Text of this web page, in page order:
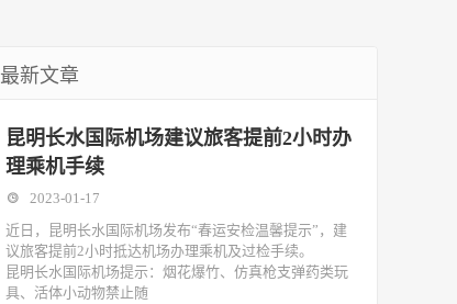
最新文章
昆明长水国际机场建议旅客提前2小时办
理乘机手续
2023-01-17
近日，昆明长水国际机场发布“春运安检温馨提示”，建
议旅客提前2小时抵达机场办理乘机及过检手续。
昆明长水国际机场提示：烟花爆竹、仿真枪支弹药类玩
具、活体小动物禁止随